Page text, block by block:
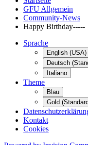
GFU Allgemein
Community-News
Happy Birthday-----
Sprache
English (USA)
Deutsch
Italiano
Theme
Blau
Gold
Kontakt
Cookies